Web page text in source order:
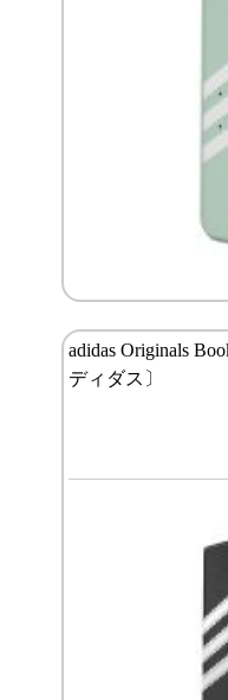
adidas Originals
ディダス〕